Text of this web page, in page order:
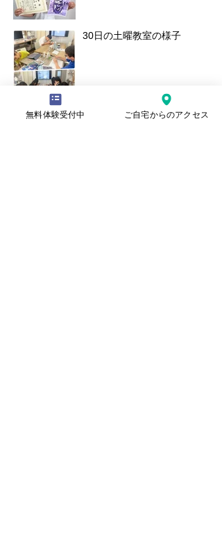
30日の土曜教室の様子
無料体験受付中 ご自宅からのアクセス